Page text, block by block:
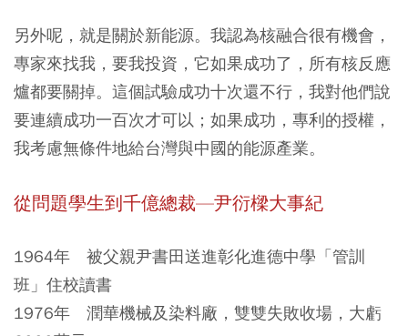
另外呢，就是關於新能源。我認為核融合很有機會，
專家來找我，要我投資，它如果成功了，所有核反應
爐都要關掉。這個試驗成功十次還不行，我對他們說
要連續成功一百次才可以；如果成功，專利的授權，
我考慮無條件地給台灣與中國的能源產業。
從問題學生到千億總裁—尹衍樑大事紀
1964年 被父親尹書田送進彰化進德中學「管訓
班」住校讀書
1976年 潤華機械及染料廠，雙雙失敗收場，大虧